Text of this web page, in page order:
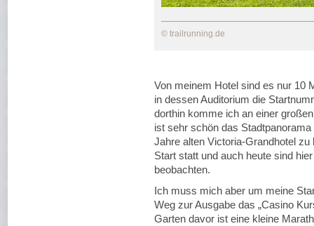
© trailrunning.de
Von meinem Hotel sind es nur 10
in dessen Auditorium die
dorthin komme ich an einer
ist sehr schön das
Jahre alten Victoria-Grandhotel
Start statt und auch heute sind
beobachten.
Ich muss mich aber um meine
Weg zur Ausgabe das „Casino
Garten davor ist eine kleine